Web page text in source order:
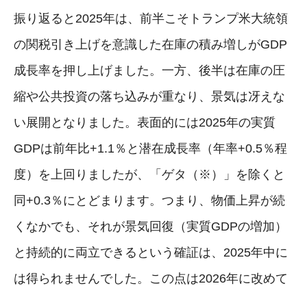
振り返ると2025年は、前半こそトランプ米大統領
の関税引き上げを意識した在庫の積み増しがGDP
成長率を押し上げました。一方、後半は在庫の圧
縮や公共投資の落ち込みが重なり、景気は冴えな
い展開となりました。表面的には2025年の実質
GDPは前年比+1.1％と潜在成長率（年率+0.5％程
度）を上回りましたが、「ゲタ（※）」を除くと
同+0.3％にとどまります。つまり、物価上昇が続
くなかでも、それが景気回復（実質GDPの増加）
と持続的に両立できるという確証は、2025年中に
は得られませんでした。この点は2026年に改めて